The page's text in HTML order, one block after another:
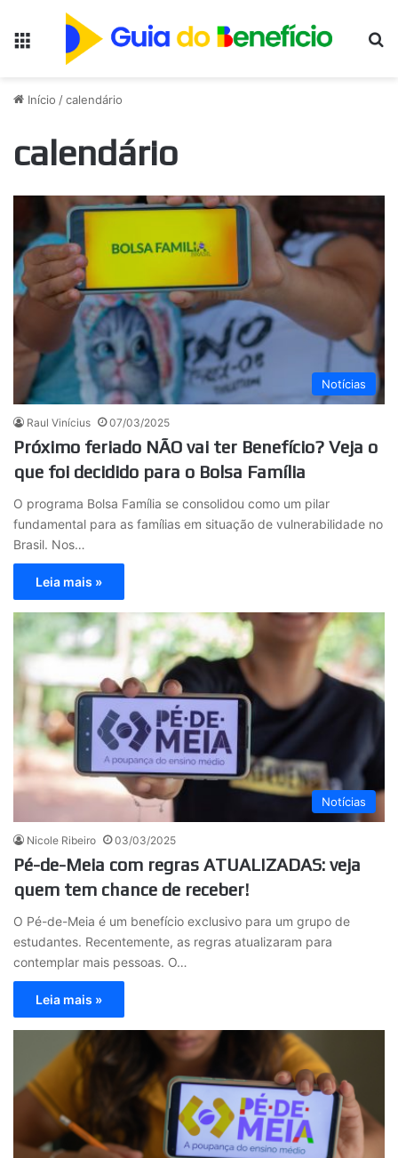
Início /calendário
calendário
Notícias
Raul Vinícius 07/03/2025
Próximo feriado NÃO vai ter Benefício? Veja o
que foi decidido para o Bolsa Família
O programa Bolsa Família se consolidou como um pilar
fundamental para as famílias em situação de vulnerabilidade no
Brasil. Nos…
Leia mais »
Notícias
Nicole Ribeiro 03/03/2025
Pé-de-Meia com regras ATUALIZADAS: veja
quem tem chance de receber!
O Pé-de-Meia é um benefício exclusivo para um grupo de
estudantes. Recentemente, as regras atualizaram para
contemplar mais pessoas. O…
Leia mais »